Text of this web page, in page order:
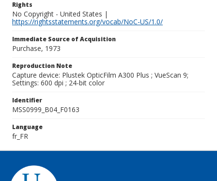
Rights
No Copyright - United States |
https://rightsstatements.org/vocab/NoC-US/1.0/
Immediate Source of Acquisition
Purchase, 1973
Reproduction Note
Capture device: Plustek OpticFilm A300 Plus ; VueScan 9;
Settings: 600 dpi ; 24-bit color
Identifier
MSS0999_B04_F0163
Language
fr_FR